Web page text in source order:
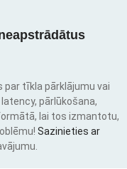
par tīkla pārklājumu vai
pārlūkošana,
lai tos izmantotu,
Sazinieties ar